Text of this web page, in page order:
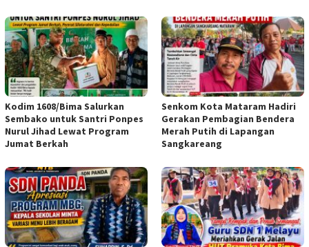
Kodim 1608/Bima Salurkan
Sembako untuk Santri Ponpes
Nurul Jihad Lewat Program
Jumat Berkah
Senkom Kota Mataram Hadiri
Gerakan Pembagian Bendera
Merah Putih di Lapangan
Sangkareang